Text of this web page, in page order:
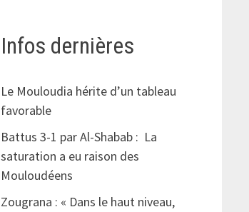
Infos dernières
Le Mouloudia hérite d’un tableau
favorable
Battus 3-1 par Al-Shabab : La
saturation a eu raison des
Mouloudéens
Zougrana : « Dans le haut niveau,